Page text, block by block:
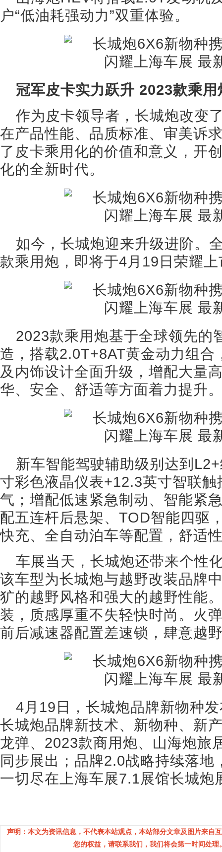
户“低油耗强动力”双重体验。
冠军皮卡实力跃升 2023款乘
作为皮卡领导者，长城炮改变
在产品性能、品质标准、审美诉
了皮卡乘用化的价值和意义，开
化的全新时代。
如今，长城炮迎来升级进阶。
款乘用炮，即将于4月19日荣耀上
2023款乘用炮基于全球领先的
造，搭载2.0T+8AT黄金动力组
及内饰设计全面升级，增配大量
华、安全、舒适等方面着力提升
新车智能驾驶辅助级别达到
寸彩色液晶仪表+12.3英寸智联
气；增配低速紧急制动、智能紧
配五连杆后悬架、TOD智能四驱
快充、全自动泊车等配置，舒适
车展当天，长城炮还带来个
该车型为长城炮与越野改装品牌
犷的越野风格和强大的越野性能
装，质感厚重不失轻快时尚。火
前后减速器配置差速锁，肆意越
4月19日，长城炮品牌新物种
长城炮品牌新技术、新物种、新
龙弹、2023款商用炮、山海炮旅
同步展出；品牌2.0战略持续落
一切尽在上海车展7.1展馆长城炮
声明：本文为资讯信息，不代表本站观点，本站部分文章及图片来自
您的权益，请联系我们，我们将会第一时间处